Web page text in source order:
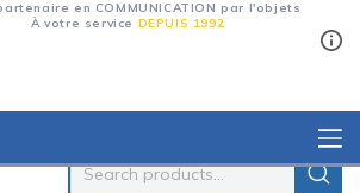
en COMMUNICATION par l'objets
À votre service DEPUIS 1992